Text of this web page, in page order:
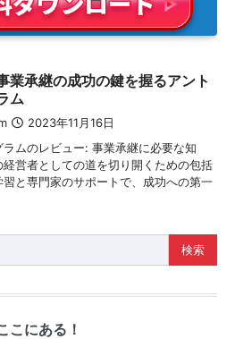
業承継の成功の鍵を握るアント
ム
2023年11月16日
ムのレビュー: 事業承継に必要な知
営者としての道を切り開くための包括
と専門家のサポートで、成功への第一
こにある！